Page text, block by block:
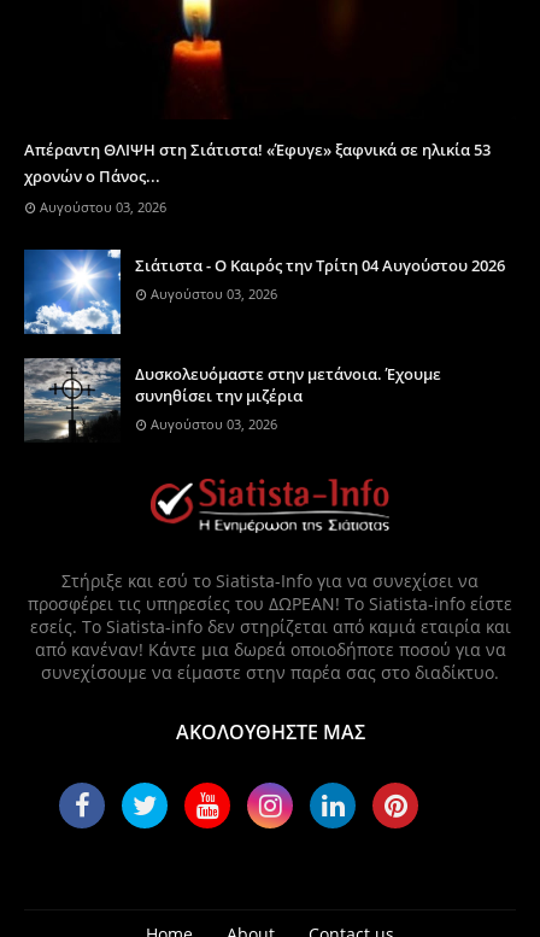
Απέραντη ΘΛΙΨΗ στη Σιάτιστα! «Έφυγε» ξαφνικά σε ηλικία 53
χρονών ο Πάνος...
Αυγούστου 03, 2026
Σιάτιστα - Ο Καιρός την Τρίτη 04 Αυγούστου 2026
Αυγούστου 03, 2026
Δυσκολευόμαστε στην μετάνοια. Έχουμε
συνηθίσει την μιζέρια
Αυγούστου 03, 2026
Στήριξε και εσύ το Siatista-Info για να συνεχίσει να
προσφέρει τις υπηρεσίες του ΔΩΡΕΑΝ! Το Siatista-info είστε
εσείς. Το Siatista-info δεν στηρίζεται από καμιά εταιρία και
από κανέναν! Κάντε μια δωρεά οποιοδήποτε ποσού για να
συνεχίσουμε να είμαστε στην παρέα σας στο διαδίκτυο.
ΑΚΟΛΟΥΘΗΣΤΕ ΜΑΣ